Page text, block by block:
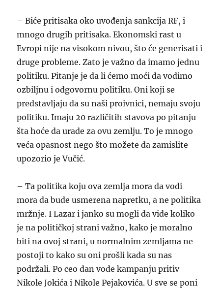
– Biće pritisaka oko uvođenja sankcija RF, i
mnogo drugih pritisaka. Ekonomski rast u
Evropi nije na visokom nivou, što će generisati i
druge probleme. Zato je važno da imamo jednu
politiku. Pitanje je da li ćemo moći da vodimo
ozbiljnu i odgovornu politiku. Oni koji se
predstavljaju da su naši proivnici, nemaju svoju
politiku. Imaju 20 različitih stavova po pitanju
šta hoće da urade za ovu zemlju. To je mnogo
veća opasnost nego što možete da zamislite –
upozorio je Vučić.
– Ta politika koju ova zemlja mora da vodi
mora da bude usmerena napretku, a ne politika
mržnje. I Lazar i janko su mogli da vide koliko
je na političkoj strani važno, kako je moralno
biti na ovoj strani, u normalnim zemljama ne
postoji to kako su oni prošli kada su nas
podržali. Po ceo dan vode kampanju pritiv
Nikole Jokića i Nikole Pejakovića. U sve se poni